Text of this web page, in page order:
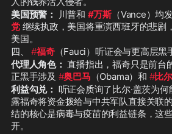
美国预警：
川普和 #万斯（Vance）均
党 继续执政，美国将重演西班牙的悲剧
美国。
四、 #福奇（Fauci）听证会与更高层黑
代理人角色： 直播指出，福奇只是前台
正黑手涉及 #奥巴马 （Obama）和 #比
利益勾兑： 听证会质询了比尔·盖茨为
露福奇将资金拨给与中共军队直接关联
结的核心是病毒与疫苗的利益链条，这
开。